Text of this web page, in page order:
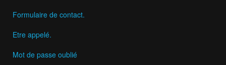
Formulaire de contact.
Etre appelé.
Mot de passe oublié